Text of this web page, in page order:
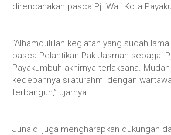
direncanakan pasca Pj. Wali Kota
”Alhamdulillah kegiatan yang sudah
pasca Pelantikan Pak Jasman sebagai
Payakumbuh akhirnya terlaksana.
kedepannya silaturahmi dengan
terbangun,” ujarnya.
Junaidi juga mengharapkan dukungan